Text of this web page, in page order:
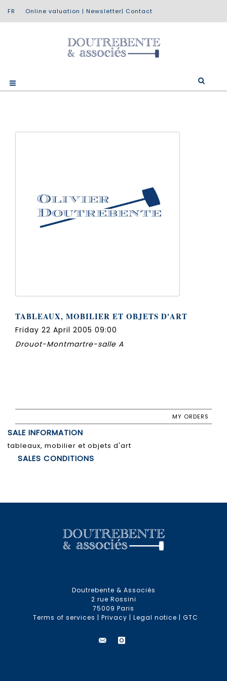
Online valuation | Newsletter| Contact
TABLEAUX, MOBILIER ET OBJETS D'ART
Friday 22 April 2005 09:00
Drouot-Montmartre-salle A
MY ORDERS
SALE INFORMATION
tableaux, mobilier et objets d'art
SALES CONDITIONS
Doutrebente & Associés
2 rue Rossini
75009 Paris
Terms of services | Privacy | Legal notice | GTC